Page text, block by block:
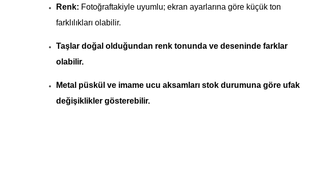
Renk: Fotoğraftakiyle uyumlu; ekran ayarlarına göre küçük ton
farklılıkları olabilir.
Taşlar doğal olduğundan renk tonunda ve deseninde farklar
olabilir.
Metal püskül ve imame ucu aksamları stok durumuna göre ufak
değişiklikler gösterebilir.